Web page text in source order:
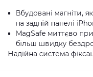
Вбудовані магніти,
на задній панелі
MagSafe миттєво
більш швидку
Надійна система